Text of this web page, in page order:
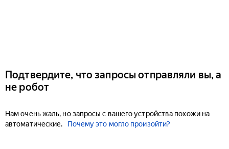
Подтвердите, что запросы отправляли вы, а
не робот
Нам очень жаль, но запросы с вашего устройства похожи на
автоматические.
Почему это могло произойти?